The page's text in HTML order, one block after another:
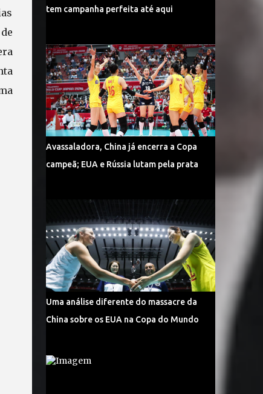
tem campanha perfeita até aqui
Avassaladora, China já encerra a Copa
campeã; EUA e Rússia lutam pela prata
Uma análise diferente do massacre da
China sobre os EUA na Copa do Mundo